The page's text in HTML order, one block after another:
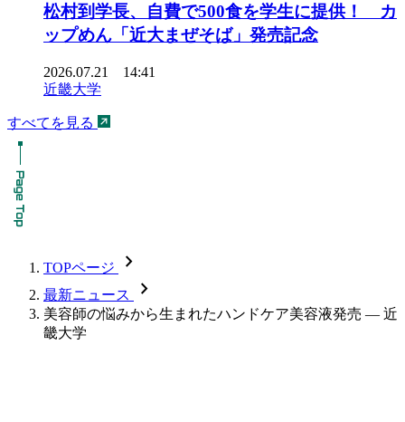
松村到学長、自費で500食を学生に提供！ カ
ップめん「近大まぜそば」発売記念
2026.07.21 14:41
近畿大学
すべてを見る
TOPページ chevron_forward
最新ニュース chevron_forward
美容師の悩みから生まれたハンドケア美容液発売 — 近
畿大学